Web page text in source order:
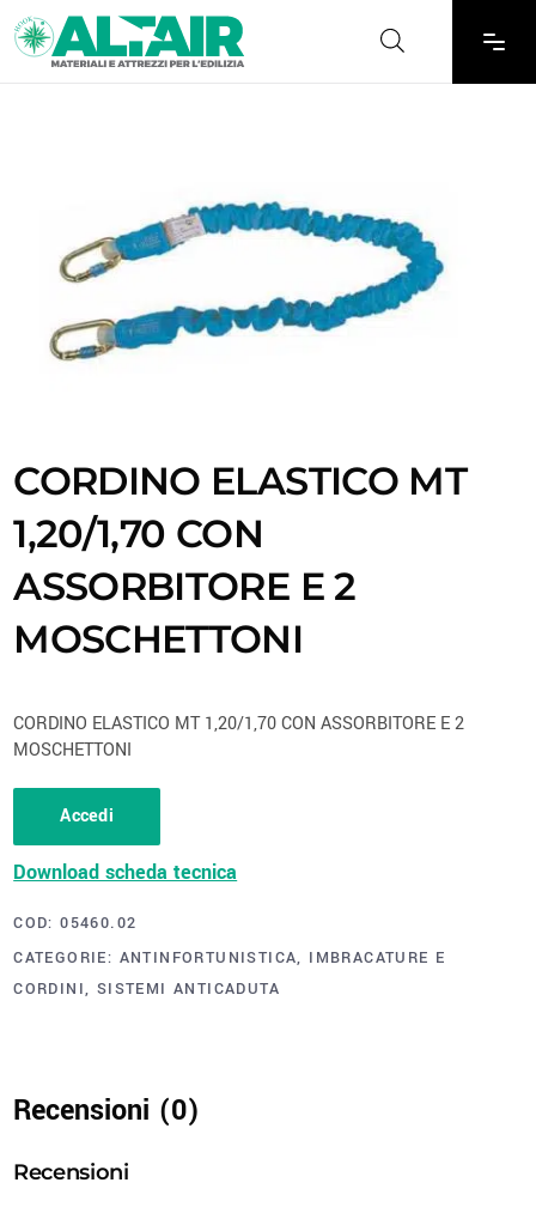
CORDINO ELASTICO MT
1,20/1,70 CON
ASSORBITORE E 2
MOSCHETTONI
CORDINO ELASTICO MT 1,20/1,70 CON ASSORBITORE E 2
MOSCHETTONI
Accedi
Download scheda tecnica
COD:05460.02
CATEGORIE: ANTINFORTUNISTICA, IMBRACATURE E
CORDINI, SISTEMI ANTICADUTA
Recensioni (0)
Recensioni